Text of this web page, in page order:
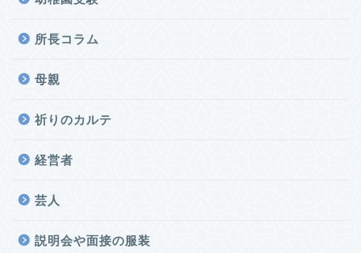
所長コラム
母親
祈りのカルテ
経営者
芸人
説明会や面接の服装